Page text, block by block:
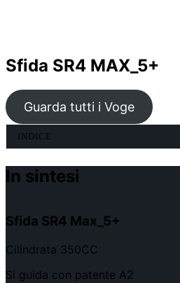
Sfida SR4 MAX_5+
Guarda tutti i Voge
INDICE
In sintesi
Sfida SR4 Max_5+
Cilindrata 350CC
Si guida con patente A2